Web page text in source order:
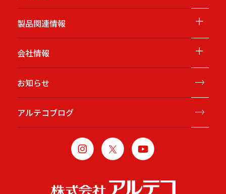
製品関連情報 ＋
会社情報 ＋
お知らせ
アルテコブログ